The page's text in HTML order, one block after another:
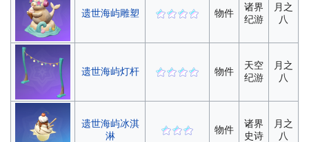
遗世海屿雕塑 物件
诸界
纪游
月之
八
遗世海屿灯杆 物件
天空
纪游
月之
八
遗世海屿冰淇
淋
物件
诸界
史诗
月之
八